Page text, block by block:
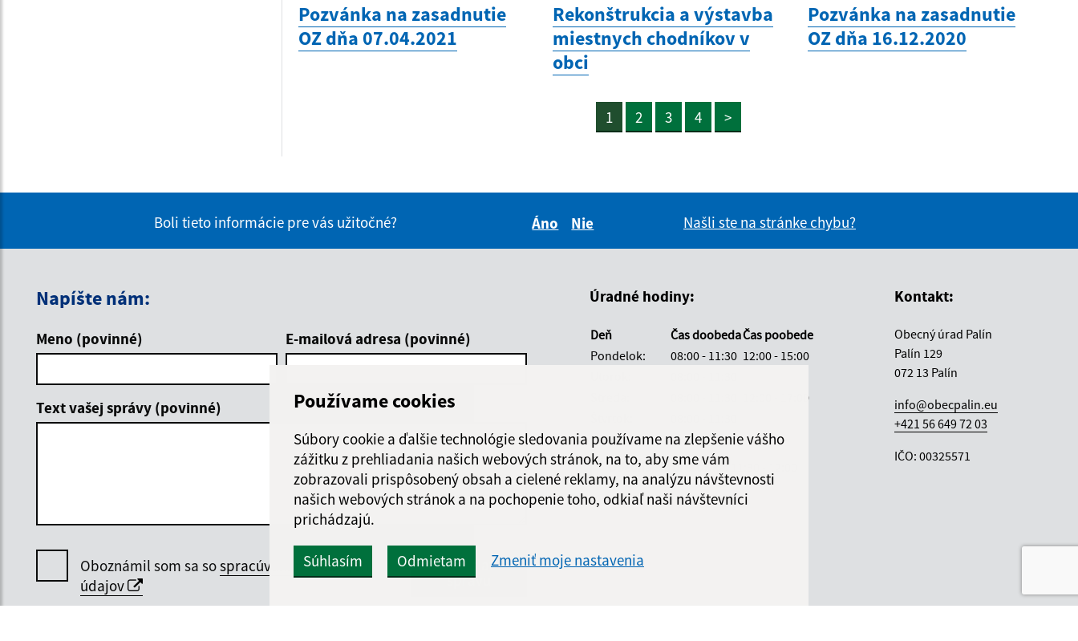
Používame cookies
Súbory cookie a ďalšie technológie sledovania používame na zlepšenie vášho
zážitku z prehliadania našich webových stránok, na to, aby sme vám
zobrazovali prispôsobený obsah a cielené reklamy, na analýzu návštevnosti
našich webových stránok a na pochopenie toho, odkiaľ naši návštevníci
prichádzajú.
Súhlasím Odmietam Zmeniť moje nastavenia
Pozvánka na zasadnutie
OZ dňa 07.04.2021
Rekonštrukcia a výstavba
miestnych chodníkov v
obci
Pozvánka na zasadnutie
OZ dňa 16.12.2020
1 2 3 4 >
Boli tieto informácie pre vás užitočné?
Áno
Nie
Našli ste na stránke chybu?
Napíšte nám:
Meno (povinné) E-mailová adresa (povinné)
Text vašej správy (povinné)
Oboznámil som sa sospracúvaním osobných
údajov
Google reCaptcha Response
Odoslať
správu
Úradné hodiny:
Deň Čas doobedaČas poobede
Pondelok:
08:00 - 11:30 12:00 - 15:00
12:00 - 17:00
Piatok:
08:00 - 12:30
Obedňajšia prestávka:
Kontakt:
Obecný úrad Palín
Palín 129
072 13 Palín
info@obecpalin.eu
+421 56 649 72 03
IČO: 00325571